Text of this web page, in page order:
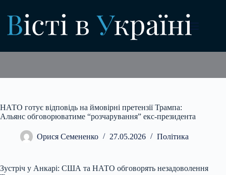
вмісту
НАТО готує відповідь на ймовірні претензії Трампа:
Альянс обговорюватиме “розчарування” екс-президента
Орися Семененко 27.05.2026 Політика
Зустріч у Анкарі: США та НАТО обговорять незадоволення